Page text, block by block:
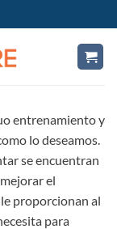
entrenamiento y
lo deseamos.
se encuentran
el
proporcionan al
para